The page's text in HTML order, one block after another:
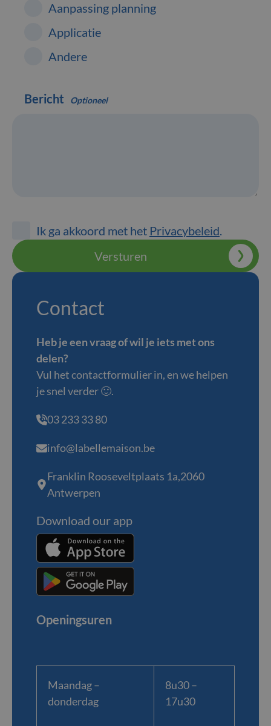
Contact
Heb je een vraag of wil je iets met ons
delen?
Vul het contactformulier in, en we helpen
je snel verder 🙂.
03 233 33 80
info@labellemaison.be
Franklin Rooseveltplaats 1a,2060
Antwerpen
Download our app
Openingsuren
Maandag –
donderdag
8u30 –
17u30
Aanpassing planning
Applicatie
Andere
Bericht
Ik ga akkoord met het Privacybeleid.
Versturen